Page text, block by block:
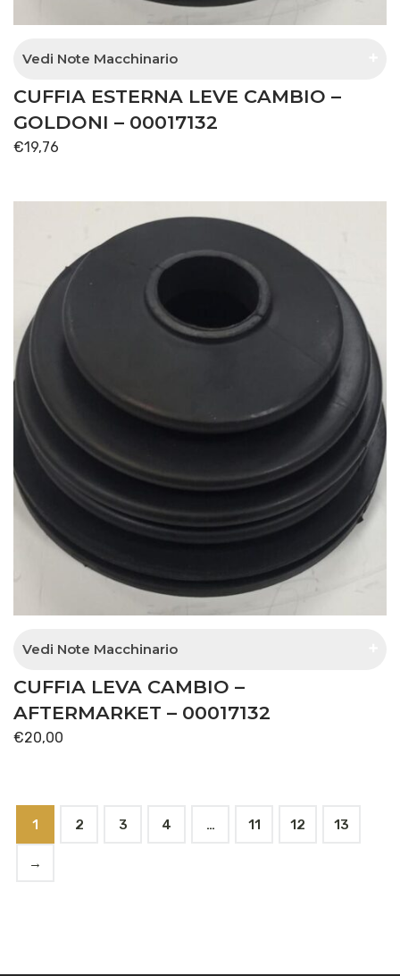
Vedi Note Macchinario
esterna lato tunnel centrale
CUFFIA ESTERNA LEVE CAMBIO –
GOLDONI – 00017132
€19,76
Vedi Note Macchinario
esterna lato tunnel centrale
CUFFIA LEVA CAMBIO –
AFTERMARKET – 00017132
€20,00
1 2 3 4 … 11 12 13
→